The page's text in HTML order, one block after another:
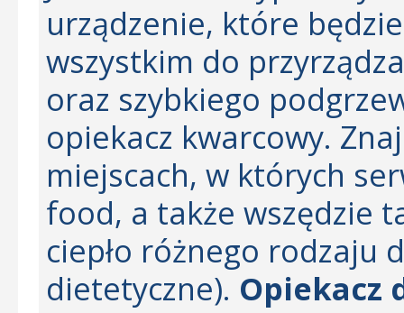
urządzenie, które
wszystkim do
oraz szybkiego
opiekacz kwarcowy.
miejscach, w których
food, a także wszędzie
ciepło różnego rodzaju
dietetyczne). Opiekacz